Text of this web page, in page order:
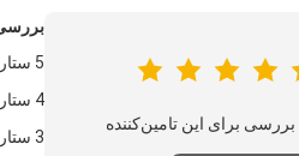
بررسی
5 ستاره‌ها
4 ستاره‌ها
3 ستاره‌ها